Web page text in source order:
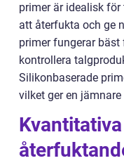
primer är idealisk för
att återfukta och ge
primer fungerar
kontrollera
Silikonbaserade
vilket ger en